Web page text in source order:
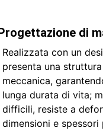
di
Realizzata con un
presenta una
meccanica,
lunga durata di vita;
difficili, resiste a
dimensioni e